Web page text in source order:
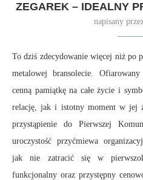
ZEGAREK – IDEALNY
napisany
To dziś zdecydowanie więcej niż po
metalowej bransolecie.
cenną pamiątkę na całe życie i
relację, jak i istotny moment w jej
przystąpienie do Pierwszej
uroczystość przyćmiewa
jak nie zatracić się w
funkcjonalny oraz przystępny